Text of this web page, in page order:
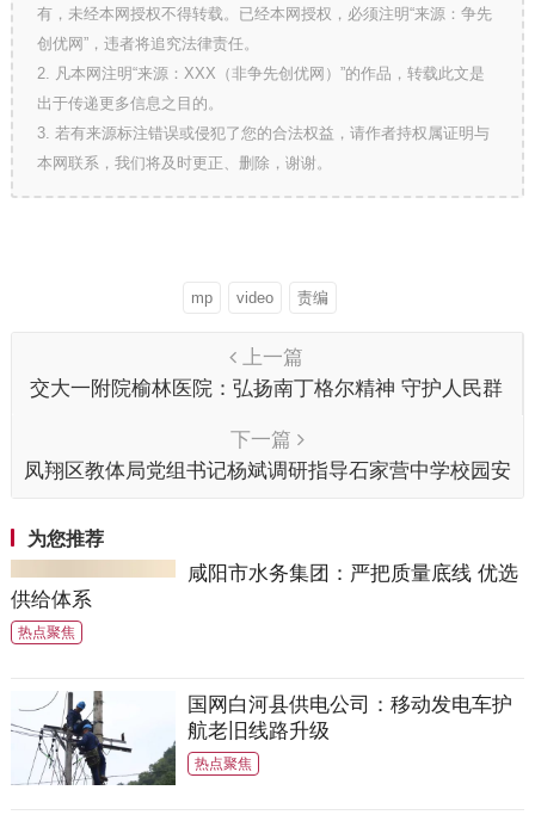
有，未经本网授权不得转载。已经本网授权，必须注明“来源：争先
创优网”，违者将追究法律责任。
2. 凡本网注明“来源：XXX（非争先创优网）”的作品，转载此文是
出于传递更多信息之目的。
3. 若有来源标注错误或侵犯了您的合法权益，请作者持权属证明与
本网联系，我们将及时更正、删除，谢谢。
mp video 责编
上一篇
交大一附院榆林医院：弘扬南丁格尔精神 守护人民群
下一篇
凤翔区教体局党组书记杨斌调研指导石家营中学校园安
为您推荐
咸阳市水务集团：严把质量底线 优选
供给体系
热点聚焦
国网白河县供电公司：移动发电车护
航老旧线路升级
热点聚焦